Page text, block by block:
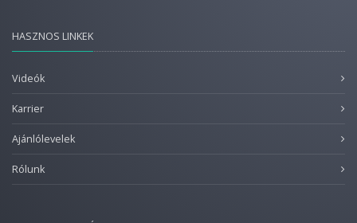
HASZNOS LINKEK
Videók
Karrier
Ajánlólevelek
Rólunk